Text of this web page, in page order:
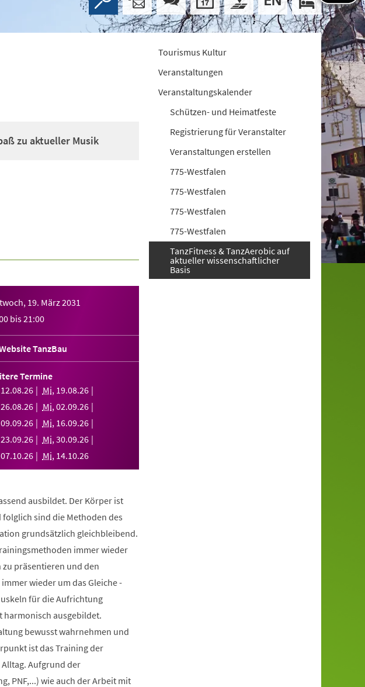
zu aktueller Musik
19. März 2031
bis21:00
TanzBau
Termine
12.08.26 Mi, 19.08.26
26.08.26 Mi,02.09.26
09.09.26 Mi, 16.09.26
23.09.26 Mi,30.09.26
07.10.26 Mi, 14.10.26
ausbildet. Der Körper ist
sind die Methoden des
grundsätzlich gleichbleibend.
immer wieder
präsentieren und den
wieder um das Gleiche -
für die Aufrichtung
harmonisch ausgebildet.
bewusst wahrnehmen und
ist das Training der
Aufgrund der
PNF,...) wie auch der Arbeit mit
Tourismus Kultur
Veranstaltungen
Veranstaltungskalender
Schützen- und Heimatfeste
Registrierung für Veranstalter
Veranstaltungen erstellen
775-Westfalen
775-Westfalen
775-Westfalen
775-Westfalen
TanzFitness & TanzAerobic auf
aktueller wissenschaftlicher
Basis